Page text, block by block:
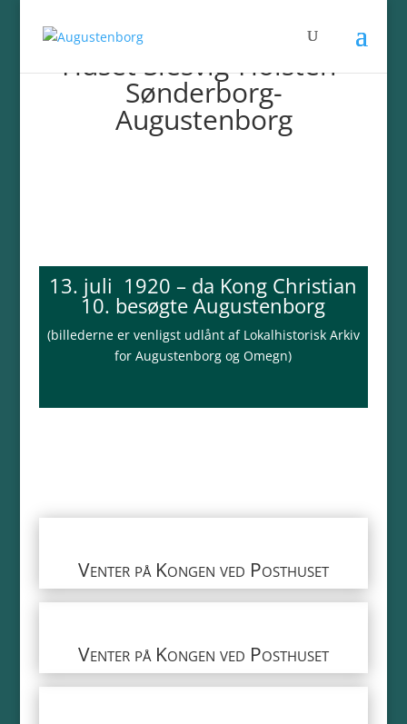
Huset Slesvig-Holsten-
Sønderborg-
Augustenborg
13. juli 1920 – da Kong Christian
10. besøgte Augustenborg
(billederne er venligst udlånt af Lokalhistorisk Arkiv
for Augustenborg og Omegn)
Venter på Kongen ved Posthuset
Venter på Kongen ved Posthuset